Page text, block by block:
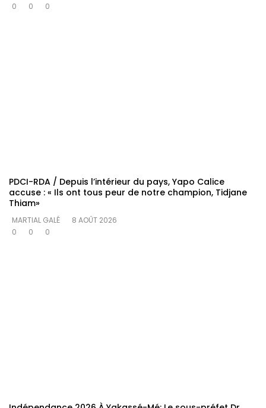
0
0 0
PDCI-RDA / Depuis l’intérieur du pays, Yapo Calice
accuse : « Ils ont tous peur de notre champion, Tidjane
Thiam»
MARTIAL GALÉ
8 AOÛT 2026
0
0 0